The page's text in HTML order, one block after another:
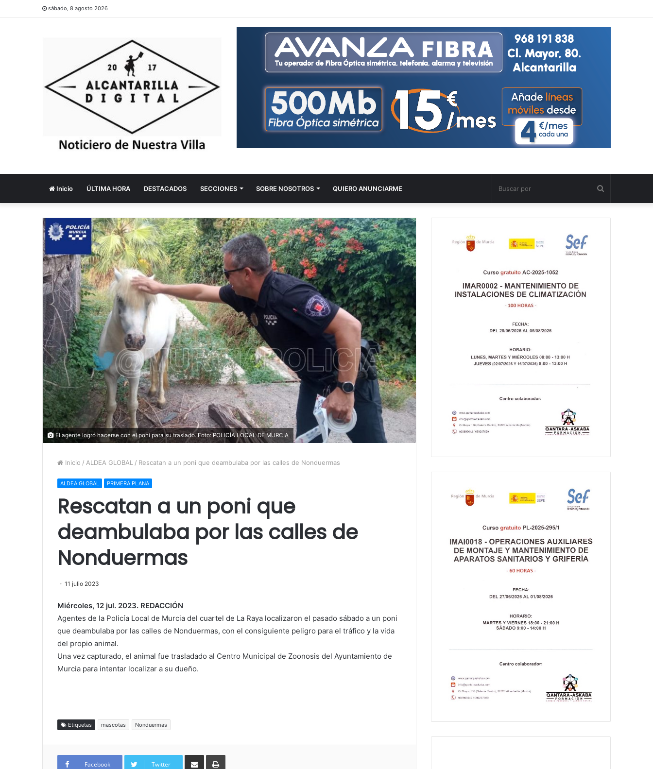
sábado, 8 agosto 2026
Inicio ÚLTIMA HORA DESTACADOS SECCIONES SOBRE NOSOTROS QUIERO ANUNCIARME
por
El agente logró hacerse con el poni para su traslado. Foto: POLICÍA LOCAL DE MURCIA
Inicio / ALDEA GLOBAL / Rescatan a un poni que deambulaba por las calles de Nonduermas
ALDEA GLOBAL PRIMERA PLANA
Rescatan a un poni que
deambulaba por las calles de
Nonduermas
11 julio 2023
Miércoles, 12 jul. 2023. REDACCIÓN
Agentes de la Policía Local de Murcia del cuartel de La Raya localizaron el pasado sábado a un poni
que deambulaba por las calles de Nonduermas, con el consiguiente peligro para el tráfico y la vida
del propio animal.
Una vez capturado, el animal fue trasladado al Centro Municipal de Zoonosis del Ayuntamiento de
Murcia para intentar localizar a su dueño.
Etiquetas mascotas Nonduermas
Facebook Twitter
Compartir por correo electrónicoImprimir